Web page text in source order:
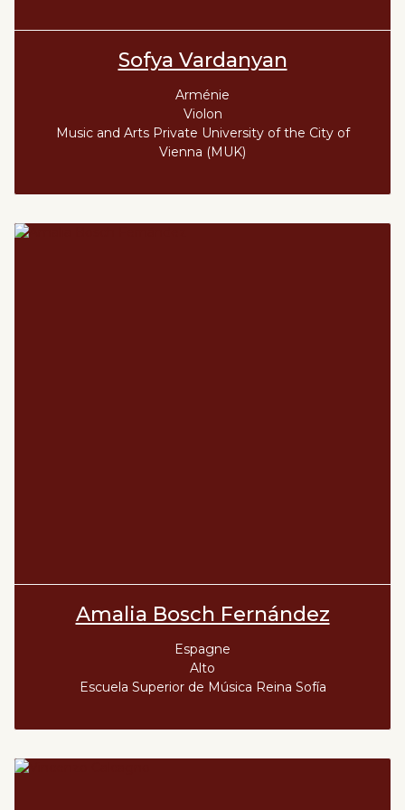
Sofya Vardanyan
Arménie
Violon
Music and Arts Private University of the City of
Vienna (MUK)
Amalia Bosch Fernández
Espagne
Alto
Escuela Superior de Música Reina Sofía